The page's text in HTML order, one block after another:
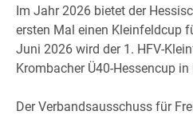
Im Jahr 2026 bietet der
ersten Mal einen Kleinfeldcup
Juni 2026 wird der 1. HFV-
Krombacher Ü40-Hessencup
Der Verbandsausschuss für